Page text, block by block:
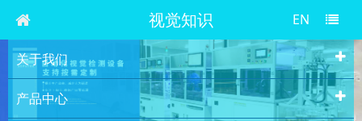
视觉知识 EN
关于我们
产品中心